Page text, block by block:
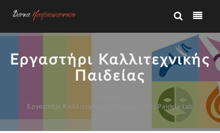
Εργαστήρι Καλλιτεχνικής
Παιδείας
Εργαστήρι Καλλιτεχνικής Παιδείας - Art Paideia Lab